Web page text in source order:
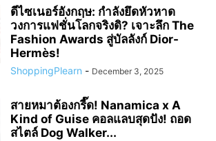
ดีไซเนอร์อังกฤษ: กำลังยึดหัวหาด
วงการแฟชั่นโลกจริงดิ? เจาะลึก The
Fashion Awards สู่บัลลังก์ Dior-
Hermès!
ShoppingPlearn - December 3, 2025
สายหมาต้องกรี๊ด! Nanamica x A
Kind of Guise คอลแลบสุดปัง! ถอด
สไตล์ Dog Walker...